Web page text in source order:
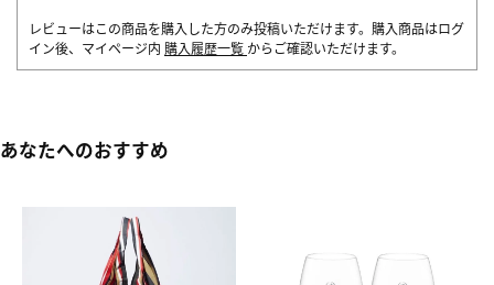
レビューはこの商品を購入した方のみ投稿いただけます。購入商品はログ
イン後、マイページ内 購入履歴一覧 からご確認いただけます。
あなたへのおすすめ